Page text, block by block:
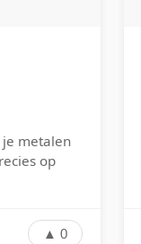
metalen
op
▲ 0